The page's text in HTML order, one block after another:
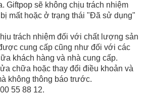
Giftpop sẽ không chịu trách nhiệm
mất hoặc ở trạng thái "Đã sử dụng"
trách nhiệm đối với chất lượng sản
cung cấp cũng như đối với các
khách hàng và nhà cung cấp.
chữa hoặc thay đổi điều khoản và
không thông báo trước.
55 88 12.